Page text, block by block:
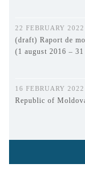
22 FEBRUARY 2022
(draft) Raport de
(1 august 2016 –
16 FEBRUARY 2022
Republic of